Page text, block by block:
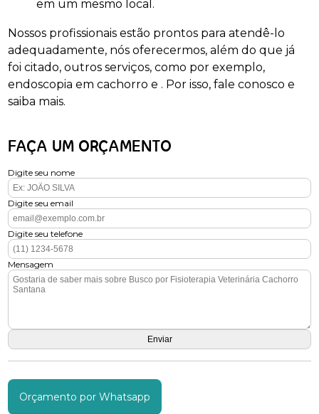
em um mesmo local.
Nossos profissionais estão prontos para atendê-lo
adequadamente, nós oferecermos, além do que já
foi citado, outros serviços, como por exemplo,
endoscopia em cachorro e . Por isso, fale conosco e
saiba mais.
FAÇA UM ORÇAMENTO
Digite seu nome
Digite seu email
Digite seu telefone
Mensagem
Orçamento por Whatsapp